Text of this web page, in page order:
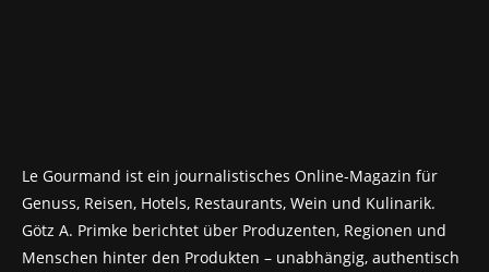
Le Gourmand ist ein journalistisches Online-Magazin für
Genuss, Reisen, Hotels, Restaurants, Wein und Kulinarik.
Götz A. Primke berichtet über Produzenten, Regionen und
Menschen hinter den Produkten – unabhängig, authentisch